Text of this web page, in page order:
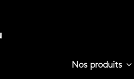
Nos produits